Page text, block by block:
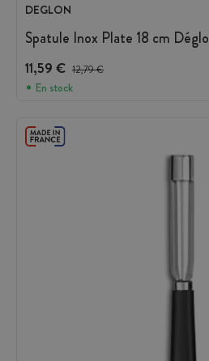
DEGLON
Spatule Inox Plate 18 cm
11,59 € Prix avant réduction :
12,79 €
En stock